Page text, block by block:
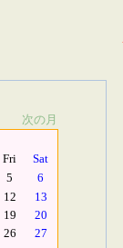
次の月
Fri
Sat
5
6
12
13
19
20
26
27